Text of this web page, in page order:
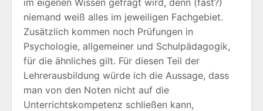
im eigenen Wissen gefragt wird, denn (fast?)
niemand weiß alles im jeweiligen Fachgebiet.
Zusätzlich kommen noch Prüfungen in
Psychologie, allgemeiner und Schulpädagogik,
für die ähnliches gilt. Für diesen Teil der
Lehrerausbildung würde ich die Aussage, dass
man von den Noten nicht auf die
Unterrichtskompetenz schließen kann,